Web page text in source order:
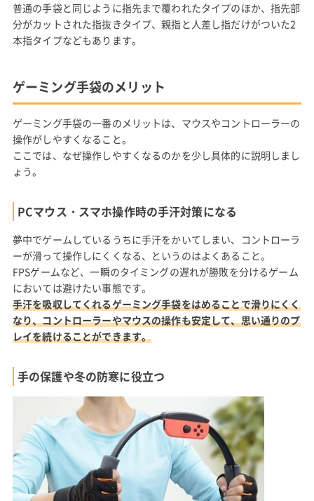
普通の手袋と同じように指先まで覆われたタイプのほか、指先部
分がカットされた指抜きタイプ、親指と人差し指だけがついた2
本指タイプなどもあります。
ゲーミング手袋のメリット
ゲーミング手袋の一番のメリットは、マウスやコントローラーの
操作がしやすくなること。
ここでは、なぜ操作しやすくなるのかを少し具体的に説明しまし
ょう。
PCマウス・スマホ操作時の手汗対策になる
夢中でゲームしているうちに手汗をかいてしまい、コントローラ
ーが滑って操作しにくくなる、というのはよくあること。
FPSゲームなど、一瞬のタイミングの遅れが勝敗を分けるゲーム
においては避けたい事態です。
手汗を吸収してくれるゲーミング手袋をはめることで滑りにくく
なり、コントローラーやマウスの操作も安定して、思い通りのプ
レイを続けることができます。
手の保護や冬の防寒に役立つ